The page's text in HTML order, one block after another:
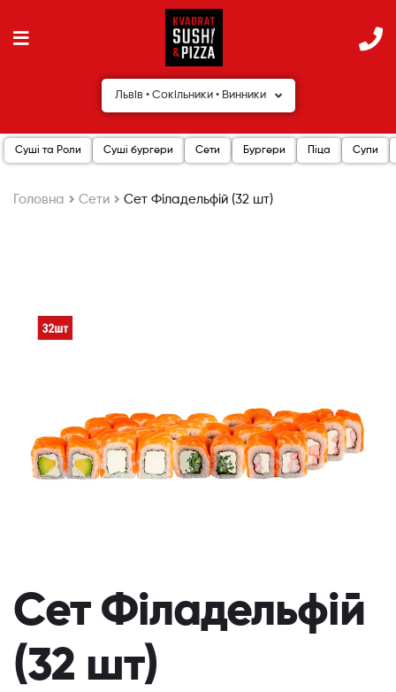
Львів • Сокільники • Винники
Суші та Роли Суші бургери Сети Бургери Піца Супи
Головна Сети Сет Філадельфій (32 шт)
Сет Філадельфій
(32 шт)